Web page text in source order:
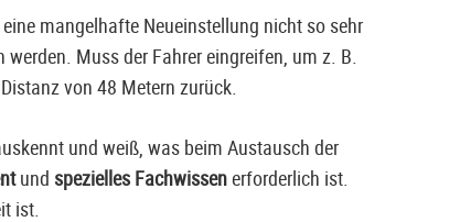
mangelhafte Neueinstellung nicht so sehr
Muss der Fahrer eingreifen, um z. B.
von 48 Metern zurück.
und weiß, was beim Austausch der
und spezielles Fachwissenerforderlich ist.
ist.